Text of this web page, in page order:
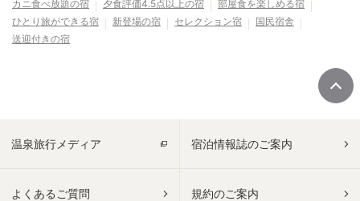
カニ食べ放題の宿 夕食評価4.5点以上の宿
部屋食を楽しめる宿
ひとり旅ができる宿
新登場の宿 セレクション宿
国民宿舎
送迎付きの宿
温泉旅行メディア 宿泊情報誌のご案内
よくあるご質問 規約のご案内